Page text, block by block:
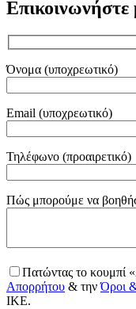
Επικοινωνήστε
Όνομα (υποχρεωτικό)
Email (υποχρεωτικό)
Τηλέφωνο (προαιρετικό)
Gender
Πώς μπορούμε να
Πατώντας το κουμπί
Απορρήτου & τηνΌροι
IKE.